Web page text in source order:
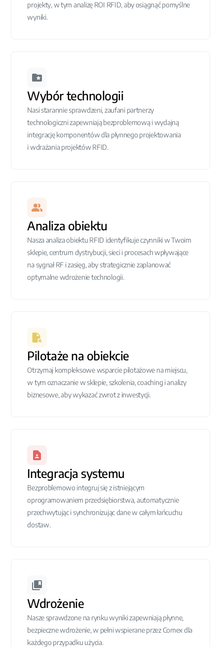
projekty, w tym analizę ROI RFID, aby osiągnąć pomyślne
wyniki.
Wybór technologii
Nasi starannie sprawdzeni, zaufani partnerzy
technologiczni zapewniają bezproblemową i wydajną
integrację komponentów dla płynnego projektowania
i wdrażania projektów RFID.
Analiza obiektu
Nasza analiza obiektu RFID identyfikuje czynniki w Twoim
sklepie, centrum dystrybucji, sieci i procesach wpływające
na sygnał RF i zasięg, aby strategicznie zaplanować
optymalne wdrożenie technologii.
Pilotaże na obiekcie
Otrzymaj kompleksowe wsparcie pilotażowe na miejscu,
w tym oznaczanie w sklepie, szkolenia, coaching i analizy
biznesowe, aby wykazać zwrot z inwestycji.
Integracja systemu
Bezproblemowo integruj się z istniejącym
oprogramowaniem przedsiębiorstwa, automatycznie
przechwytując i synchronizując dane w całym łańcuchu
dostaw.
Wdrożenie
Nasze sprawdzone na rynku wyniki zapewniają płynne,
bezpieczne wdrożenie, w pełni wspierane przez Comex dla
każdego przypadku użycia.